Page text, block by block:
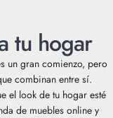
tu hogar
un gran comienzo, pero
combinan entre sí.
el look de tu hogar esté
de muebles online y